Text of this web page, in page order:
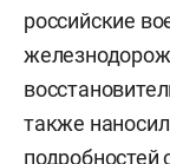
российские
также
подробностей